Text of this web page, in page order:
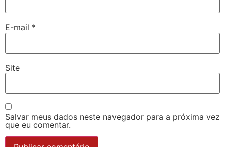
E-mail *
Site
Salvar meus dados neste navegador para a próxima vez
que eu comentar.